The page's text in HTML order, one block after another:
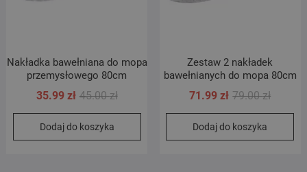
Nakładka bawełniana do mopa
przemysłowego 80cm
45.00złPierwotna
cena
45.00 zł.
35.99 zł
Aktualna
cena
35.99 zł.
Dodaj do koszyka
Zestaw 2 nakładek
bawełnianych do mopa 80cm
79.00zł
cena
79.00
71.99zł
cena
71.99
Dodaj do koszyka